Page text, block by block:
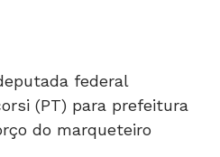
(PT) para prefeitura
do marqueteiro